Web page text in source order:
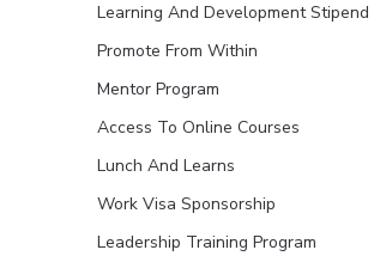
Learning And Development Stipend
Promote From Within
Mentor Program
Access To Online Courses
Lunch And Learns
Work Visa Sponsorship
Leadership Training Program